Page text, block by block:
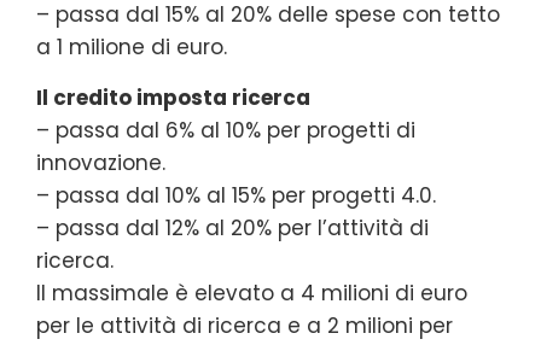
– passa dal 15% al 20% delle spese con tetto
a 1 milione di euro.
Il credito imposta ricerca
– passa dal 6% al 10% per progetti di
innovazione.
– passa dal 10% al 15% per progetti 4.0.
– passa dal 12% al 20% per l’attività di
ricerca.
Il massimale è elevato a 4 milioni di euro
per le attività di ricerca e a 2 milioni per